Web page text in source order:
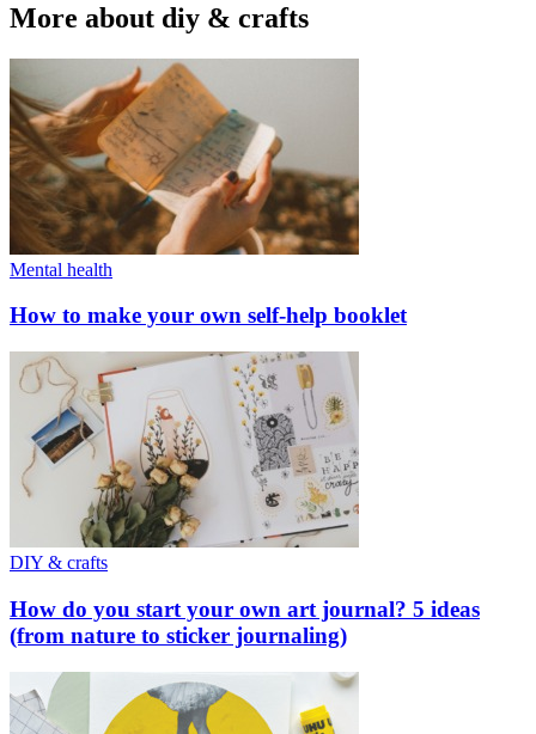
More about diy & crafts
Mental health
How to make your own self-help booklet
DIY & crafts
How do you start your own art journal? 5 ideas
(from nature to sticker journaling)